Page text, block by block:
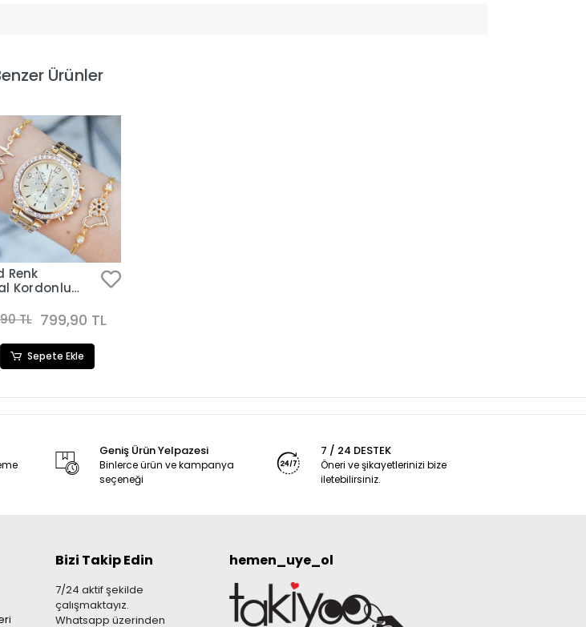
Ürünler
Renk
Kordonlu
Kadın Saat
TL 799,90 TL
Sepete Ekle
Geniş Ürün Yelpazesi
Binlerce ürün ve kampanya
seçeneği
7 / 24 DESTEK
Öneri ve şikayetlerinizi bize
iletebilirsiniz.
Bizi Takip Edin
7/24 aktif şekilde
çalışmaktayız.
Whatsapp üzerinden
hemen_uye_ol